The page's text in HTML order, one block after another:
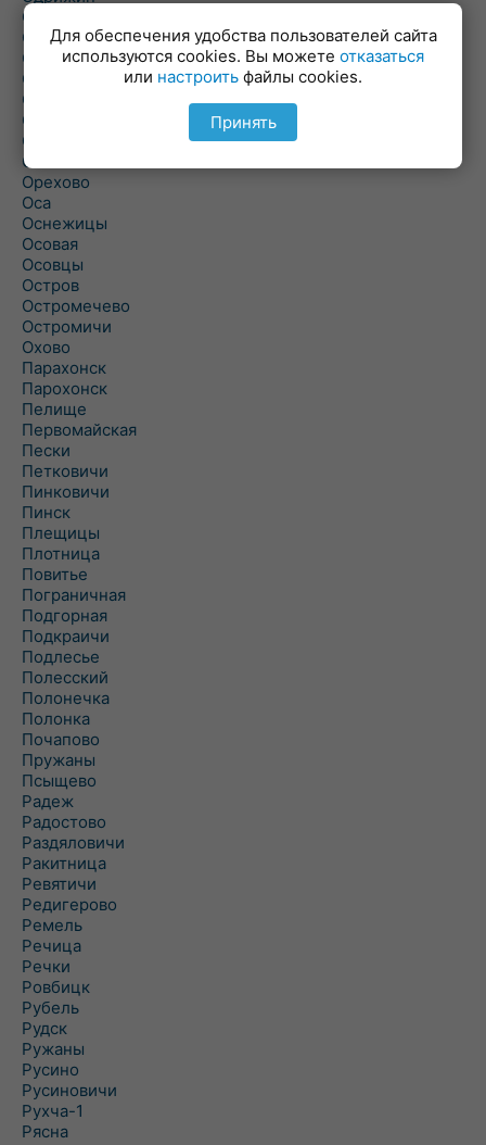
Оздамичи
Озяты
Олтуш
Ольманы
Ольпень
Ольшаны
Омельная
Ополь
Орехово
Оса
Оснежицы
Осовая
Осовцы
Остров
Остромечево
Остромичи
Охово
Парахонск
Парохонск
Пелище
Первомайская
Пески
Петковичи
Пинковичи
Пинск
Плещицы
Плотница
Повитье
Пограничная
Подгорная
Подкраичи
Подлесье
Полесский
Полонечка
Полонка
Почапово
Пружаны
Псыщево
Радеж
Радостово
Раздяловичи
Ракитница
Ревятичи
Редигерово
Ремель
Речица
Речки
Ровбицк
Рубель
Рудск
Ружаны
Русино
Русиновичи
Рухча-1
Рясна
Для обеспечения удобства пользователей сайта
используются cookies. Вы можете отказаться
или настроить файлы cookies.
Принять